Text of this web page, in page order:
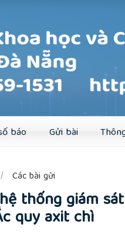
báo Gửi bài
Đăng
Các bài gửi
thống giám
quy axit chì